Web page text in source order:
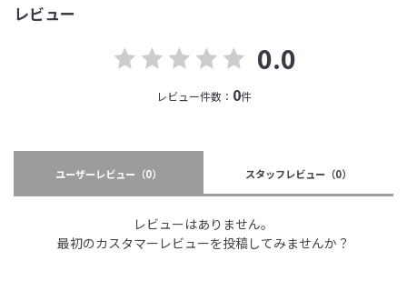
レビュー
0.0
レビュー件数： 0件
ユーザーレビュー （0） スタッフレビュー （0）
レビューはありません。
最初のカスタマーレビューを投稿してみませんか？